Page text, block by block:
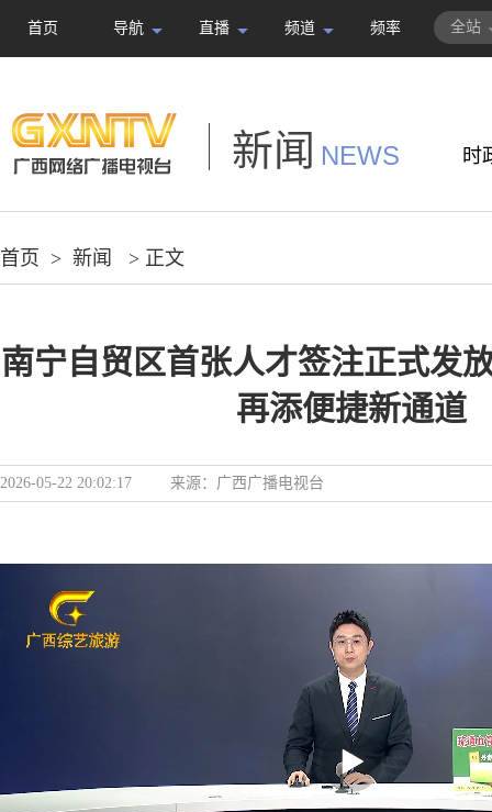
首页 导航 直播 频道 频率 全站
新闻 NEWS 时
首页 > 新闻 > 正文
南宁自贸区首张人才签注正式发
再添便捷新通道
2026-05-22 20:02:17 来源： 广西广播电视台